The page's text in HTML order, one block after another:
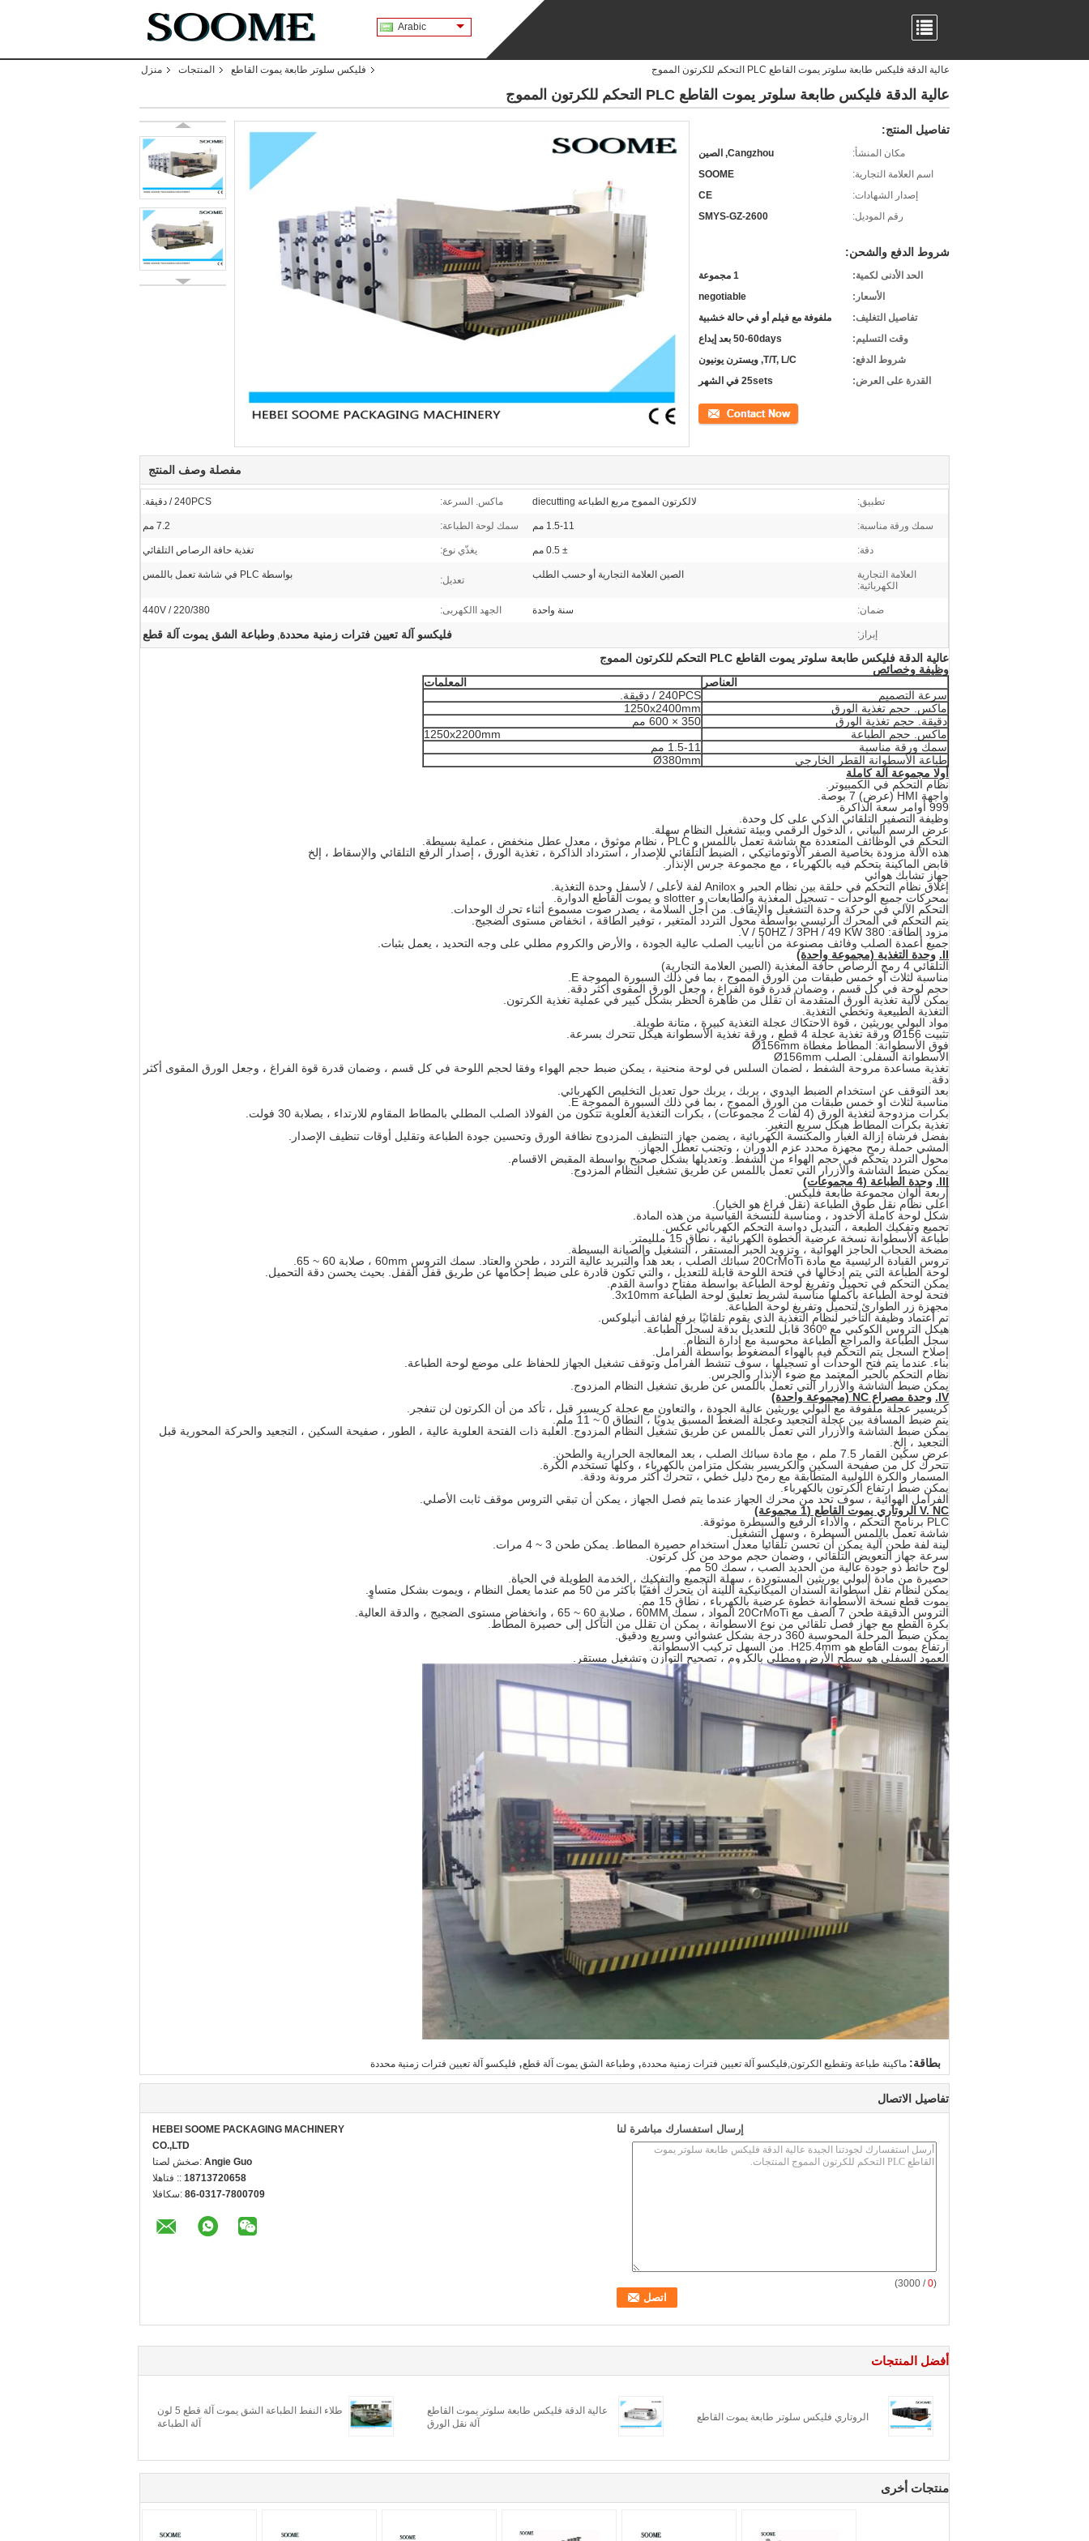
Arabic
منزل المنتجات فليكس سلوتر طابعة يموت القاطع عالية الدقة فليكس طابعة سلوتر يموت القاطع PLC التحكم للكرتون المموج
عالية الدقة فليكس طابعة سلوتر يموت القاطع PLC التحكم للكرتون المموج
تفاصيل المنتج:
مكان المنشأ:
Cangzhou, الصين
اسم العلامة التجارية:
SOOME
إصدار الشهادات:
CE
رقم الموديل:
SMYS-GZ-2600
شروط الدفع والشحن:
الحد الأدنى لكمية:
1 مجموعة
الأسعار:
negotiable
تفاصيل التغليف:
ملفوفة مع فيلم أو في حالة خشبية
وقت التسليم:
50-60days بعد إيداع
شروط الدفع:
T/T, L/C, ويسترن يونيون
القدرة على العرض:
25sets في الشهر
اتصل
مفصلة وصف المنتج
تطبيق: لالكرتون المموج مربع الطباعة diecutting ماكس. السرعة: 240PCS / دقيقة.
سمك ورقة مناسبة: 1.5-11 مم سمك لوحة الطباعة: 7.2 مم
دقة: ± 0.5 مم يغذّي نوع: تغذية حافة الرصاص التلقائي
العلامة التجارية
الكهربائية:
الصين العلامة التجارية أو حسب الطلب تعديل: بواسطة PLC في شاشة تعمل باللمس
ضمان: سنة واحدة الجهد االكهربى: 220/380 / 440V
إبراز: فليكسو آلة تعيين فترات زمنية محددة, وطباعة الشق يموت آلة قطع
عالية الدقة فليكس طابعة سلوتر يموت القاطع PLC التحكم للكرتون المموج
وظيفة وخصائص
العناصر
المعلمات
سرعة التصميم
240PCS / دقيقة.
ماكس.
حجم تغذية الورق
1250x2400mm
دقيقة.
حجم تغذية الورق
350 × 600 مم
ماكس.
حجم الطباعة
1250x2200mm
سمك ورقة مناسبة
1.5-11 مم
طباعة الأسطوانة القطر الخارجي
Ø380mm
أولا مجموعة آلة كاملة
نظام التحكم في الكمبيوتر.
واجهة HMI (عرض) 7 بوصة.
999 أوامر سعة الذاكرة.
وظيفة التصفير التلقائي الذكي على كل وحدة.
عرض الرسم البياني ، الدخول الرقمي وبيئة تشغيل النظام سهلة.
التحكم في الوظائف المتعددة مع شاشة تعمل باللمس و PLC ، نظام موثوق ، معدل عطل منخفض ، عملية بسيطة.
هذه الآلة مزودة بخاصية الصفر الأوتوماتيكي ، الضبط التلقائي للإصدار ، استرداد الذاكرة ، تغذية الورق ، إصدار الرفع التلقائي والإسقاط ، إلخ
قابض الماكينة يتحكم فيه بالكهرباء ، مع مجموعة جرس الإنذار.
جهاز تشابك هوائي
إغلاق نظام التحكم في حلقة بين نظام الحبر و Anilox لفة لأعلى / لأسفل وحدة التغذية.
بمحركات جميع الوحدات - تسجيل المغذية والطابعات و slotter و يموت القاطع الدوارة.
التحكم الآلي في حركة وحدة التشغيل والإيقاف.
من أجل السلامة ، يصدر صوت مسموع أثناء تحرك الوحدات.
يتم التحكم في المحرك الرئيسي بواسطة محول التردد المتغير ، توفير الطاقة ، انخفاض مستوى الضجيج.
مزود الطاقة: 380 V / 50HZ / 3PH / 49 KW.
جميع أعمدة الصلب وفائف مصنوعة من أنابيب الصلب عالية الجودة ، والأرض والكروم مطلي على وجه التحديد ، يعمل بثبات.
II. وحدة التغذية (مجموعة واحدة)
التلقائي 4 رمح الرصاص حافة المغذية (الصين العلامة التجارية)
مناسبة لثلاث أو خمس طبقات من الورق المموج ، بما في ذلك السبورة المموجة E.
حجم لوحة في كل قسم ، وضمان قدرة قوة الفراغ ، وجعل الورق المقوى أكثر دقة.
يمكن لآلية تغذية الورق المتقدمة أن تقلل من ظاهرة الحظر بشكل كبير في عملية تغذية الكرتون.
التغذية الطبيعية وتخطي التغذية.
مواد البولي يوريثين ، قوة الاحتكاك عجلة التغذية كبيرة ، متانة طويلة.
تثبيت Ø156 ورقة تغذية عجلة 4 قطع ، ورقة تغذية الأسطوانة هيكل تتحرك بسرعة.
فوق الأسطوانة: المطاط مغطاة Ø156mm
الأسطوانة السفلى: الصلب Ø156mm
تغذية مساعدة مروحة الشفط ، لضمان السلس في لوحة منحنية ، يمكن ضبط حجم الهواء وفقا لحجم اللوحة في كل قسم ، وضمان قدرة قوة الفراغ ، وجعل الورق المقوى أكثر
دقة.
بعد التوقف عن استخدام الضبط اليدوي ، يربك ، يربك حول تعديل التخليص الكهربائي.
مناسبة لثلاث أو خمس طبقات من الورق المموج ، بما في ذلك السبورة المموجة E.
بكرات مزدوجة لتغذية الورق (4 لفات 2 مجموعات) ، بكرات التغذية العلوية تتكون من الفولاذ الصلب المطلي بالمطاط المقاوم للارتداء ، بصلابة 30 فولت.
تغذية بكرات المطاط هيكل سريع التغير.
بفضل فرشاة إزالة الغبار والمكنسة الكهربائية ، يضمن جهاز التنظيف المزدوج نظافة الورق وتحسين جودة الطباعة وتقليل أوقات تنظيف الإصدار.
المشي حملة رمح مجهزة محدد عزم الدوران ، وتجنب تعطل الجهاز.
محول التردد يتحكم في حجم الهواء من الشفط. وتعديلها بشكل صحيح بواسطة المقبض الاقسام.
يمكن ضبط الشاشة والأزرار التي تعمل باللمس عن طريق تشغيل النظام المزدوج.
III. وحدة الطباعة (4 مجموعات)
أربعة ألوان مجموعة طابعة فليكس.
أعلى نظام نقل طوق الطباعة (نقل فراغ هو الخيار).
شكل لوحة كاملة الأخدود ، ومناسبة للنسخة القياسية من هذه المادة.
تجميع وتفكيك الطبعة ، التبديل دواسة التحكم الكهربائي عكس.
طباعة الأسطوانة نسخة عرضية الخطوة الكهربائية ، نطاق 15 ملليمتر.
مضخة الحجاب الحاجز الهوائية ، وتزويد الحبر المستقر ، التشغيل والصيانة البسيطة.
تروس القيادة الرئيسية مع مادة 20CrMoTi سبائك الصلب ، بعد هدأ والتبريد عالية التردد ، طحن والعتاد.
سمك التروس 60mm ، صلابة 60 ~ 65.
لوحة الطباعة التي يتم إدخالها في فتحة اللوحة قابلة للتعديل ، والتي تكون قادرة على ضبط إحكامها عن طريق قفل القفل.
بحيث يحسن دقة التحميل.
يمكن التحكم في تحميل وتفريغ لوحة الطباعة بواسطة مفتاح دواسة القدم.
فتحة لوحة الطباعة بأكملها مناسبة لشريط تعليق لوحة الطباعة 3x10mm.
مجهزة زر الطوارئ لتحميل وتفريغ لوحة الطباعة.
تم اعتماد وظيفة التأخير لنظام التغذية الذي يقوم تلقائيًا برفع لفائف أنيلوكس.
هيكل التروس الكوكبي مع 360º قابل للتعديل بدقة لسجل الطباعة.
سجل الطباعة والمراجع الطباعة محوسبة مع إدارة النظام.
إصلاح السجل يتم التحكم فيه بالهواء المضغوط بواسطة الفرامل.
بناء. عندما يتم فتح الوحدات أو تسجيلها ، سوف تنشط الفرامل وتوقف تشغيل الجهاز للحفاظ على موضع لوحة الطباعة.
نظام التحكم بالحبر المعتمد مع ضوء الإنذار والجرس.
يمكن ضبط الشاشة والأزرار التي تعمل باللمس عن طريق تشغيل النظام المزدوج.
IV. وحدة مصراع NC (مجموعة واحدة)
كريسير عجلة ملفوفة مع البولي يوريثين عالية الجودة ، والتعاون مع عجلة كريسير قبل ، تأكد من أن الكرتون لن تنفجر.
يتم ضبط المسافة بين عجلة التجعيد وعجلة الضغط المسبق يدويًا ، النطاق 0 ~ 11 ملم.
يمكن ضبط الشاشة والأزرار التي تعمل باللمس عن طريق تشغيل النظام المزدوج.
العلبة ذات الفتحة العلوية عالية ، الطور ، صفيحة السكين ، التجعيد والحركة المحورية قبل
التجعيد ، إلخ.
عرض سكين القمار 7.5 ملم ، مع مادة سبائك الصلب ، بعد المعالجة الحرارية والطحن.
تتحرك كل من صفيحة السكين والكريسير بشكل متزامن بالكهرباء ، وكلها تستخدم الكرة.
المسمار والكرة اللولبية المتطابقة مع رمح دليل خطي ، تتحرك أكثر مرونة ودقة.
يمكن ضبط ارتفاع الكرتون بالكهرباء.
الفرامل الهوائية ، سوف تحد من محرك الجهاز عندما يتم فصل الجهاز ، يمكن أن تبقي التروس موقف ثابت الأصلي.
V. NC الروتاري يموت القاطع (1 مجموعة)
PLC برنامج التحكم ، والأداء الرفيع والسيطرة موثوقة.
شاشة تعمل باللمس السيطرة ، وسهل التشغيل.
لينة لفة طحن آلية يمكن أن تحسن تلقائيا معدل استخدام حصيرة المطاط.
يمكن طحن 3 ~ 4 مرات.
سرعة جهاز التعويض التلقائي ، وضمان حجم موحد من كل كرتون.
لوح حائط ذو جودة عالية من الحديد الصب ، سمك 50 مم.
حصيرة من مادة البولي يوريثين المستوردة ، سهلة التجميع والتفكيك ، الخدمة الطويلة في الحياة.
يمكن لنظام نقل أسطوانة السندان الميكانيكية اللينة أن يتحرك أفقيًا بأكثر من 50 مم عندما يعمل النظام ، ويموت بشكل متساوٍ.
يموت قطع نسخة الأسطوانة خطوة عرضية بالكهرباء ، نطاق 15 مم.
التروس الدقيقة طحن 7 الصف مع 20CrMoTi المواد ، سمك 60MM ، صلابة 60 ~ 65 ، وانخفاض مستوى الضجيج ، والدقة العالية.
بكرة القطع مع جهاز فصل تلقائي من نوع الاسطوانة ، يمكن أن تقلل من التآكل إلى حصيرة المطاط.
يمكن ضبط المرحلة المحوسبة 360 درجة بشكل عشوائي وسريع ودقيق.
ارتفاع يموت القاطع هو H25.4mm.
من السهل تركيب الاسطوانة.
العمود السفلي هو سطح الأرض ومطلي بالكروم ، تصحيح التوازن وتشغيل مستقر.
بطاقة: ماكينة طباعة وتقطيع الكرتون,فليكسو آلة تعيين فترات زمنية محددة, وطباعة الشق يموت آلة قطع, فليكسو آلة تعيين فترات زمنية محددة
تفاصيل الاتصال
HEBEI SOOME PACKAGING MACHINERY
CO.,LTD
اتصل شخص: Angie Guo
الهاتف :: 18713720658
الفاكس: 86-0317-7800709
إرسال استفسارك مباشرة لنا
(
0
/ 3000)
أفضل المنتجات
طلاء النفط الطباعة الشق يموت آلة قطع 5 لون
آلة الطباعة
عالية الدقة فليكس طابعة سلوتر يموت القاطع
آلة نقل الورق
الروتاري فليكس سلوتر طابعة يموت القاطع
منتجات أخرى